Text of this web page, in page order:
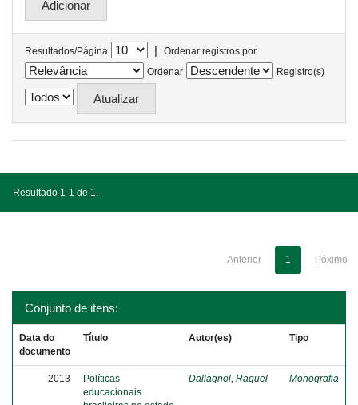
Resultados/Página |
Ordenar registros por
Ordenar
Registro(s)
Resultado 1-1 de 1.
Anterior 1 Póximo
Conjunto de itens:
Data do
documento
Título Autor(es) Tipo
2013
Políticas
educacionais
Dallagnol, Raquel Monografia